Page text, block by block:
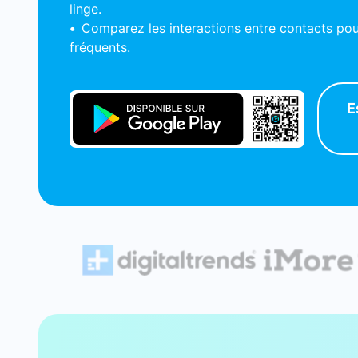
linge.
• Comparez les interactions entre contacts
fréquents.